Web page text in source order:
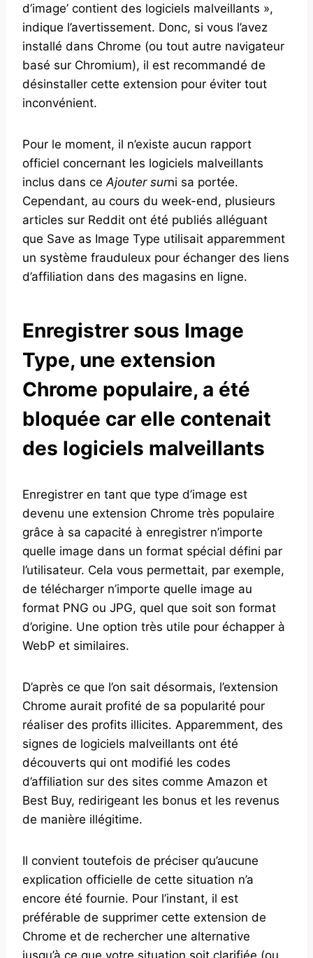
d’image’ contient des logiciels malveillants »,
indique l’avertissement. Donc, si vous l’avez
installé dans Chrome (ou tout autre navigateur
basé sur Chromium), il est recommandé de
désinstaller cette extension pour éviter tout
inconvénient.
Pour le moment, il n’existe aucun rapport
officiel concernant les logiciels malveillants
inclus dans ce Ajouter surni sa portée.
Cependant, au cours du week-end, plusieurs
articles sur Reddit ont été publiés alléguant
que Save as Image Type utilisait apparemment
un système frauduleux pour échanger des liens
d’affiliation dans des magasins en ligne.
Enregistrer sous Image
Type, une extension
Chrome populaire, a été
bloquée car elle contenait
des logiciels malveillants
Enregistrer en tant que type d’image est
devenu une extension Chrome très populaire
grâce à sa capacité à enregistrer n’importe
quelle image dans un format spécial défini par
l’utilisateur. Cela vous permettait, par exemple,
de télécharger n’importe quelle image au
format PNG ou JPG, quel que soit son format
d’origine. Une option très utile pour échapper à
WebP et similaires.
D’après ce que l’on sait désormais, l’extension
Chrome aurait profité de sa popularité pour
réaliser des profits illicites. Apparemment, des
signes de logiciels malveillants ont été
découverts qui ont modifié les codes
d’affiliation sur des sites comme Amazon et
Best Buy, redirigeant les bonus et les revenus
de manière illégitime.
Il convient toutefois de préciser qu’aucune
explication officielle de cette situation n’a
encore été fournie. Pour l’instant, il est
préférable de supprimer cette extension de
Chrome et de rechercher une alternative
jusqu’à ce que votre situation soit clarifiée (ou